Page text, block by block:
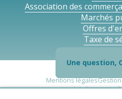
Une question,
Association des
Marchés
Offres
Taxe de
Mentions légales
Accessibilité : non